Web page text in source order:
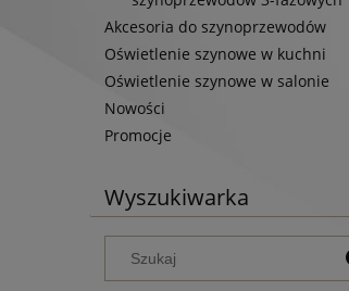
Akcesoria do szynoprzewodów
Oświetlenie szynowe w kuchni
Oświetlenie szynowe w salonie
Nowości
Promocje
Wyszukiwarka